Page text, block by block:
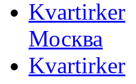
Kvartirker
Москва
Kvartirker